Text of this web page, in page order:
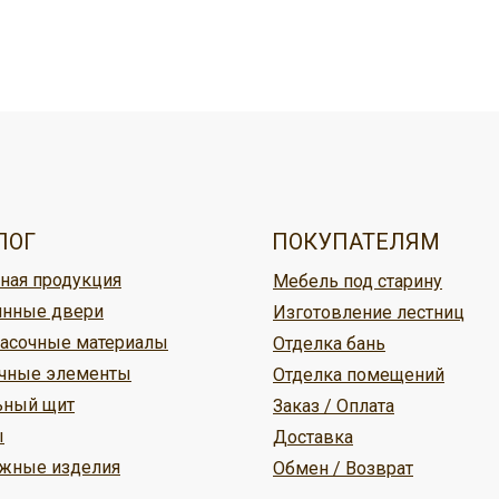
Кудесник
доставки,
Отделка бань
Изготовление лестниц
Мебель под старину
ПОКУПАТЕЛЯМ
двери
материалы
изделия
щит
элементы
продукция
Обмен / Возврат
Отделка помещений
Заказ / Оплата
Доставка